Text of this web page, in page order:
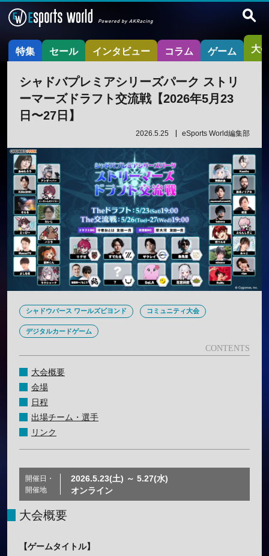
特集 セール インタビュー コラム ゲーム 大
シャドバプレミアシリーズパーク ストリ
ーマーズドラフト交流戦【2026年5月23
日〜27日】
2026.5.25 eSports World編集部
シャドウバース ワールズビヨンド コミュニティ大会
デジタルカードゲーム
大会概要
会場
日程
出場チーム・選手
リンク
開催日・
開催地
2026.5.23(土) ～ 5.27(水)
オンライン
大会概要
【ゲームタイトル】